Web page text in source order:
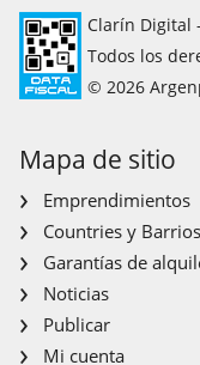
Clarín Digital
Todos los
© 2026
Mapa de sitio
Emprendimientos
Countries y
Garantías de
Noticias
Publicar
Mi cuenta